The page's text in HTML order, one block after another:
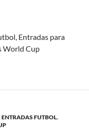
Entradas para
World Cup
ENTRADAS FUTBOL,